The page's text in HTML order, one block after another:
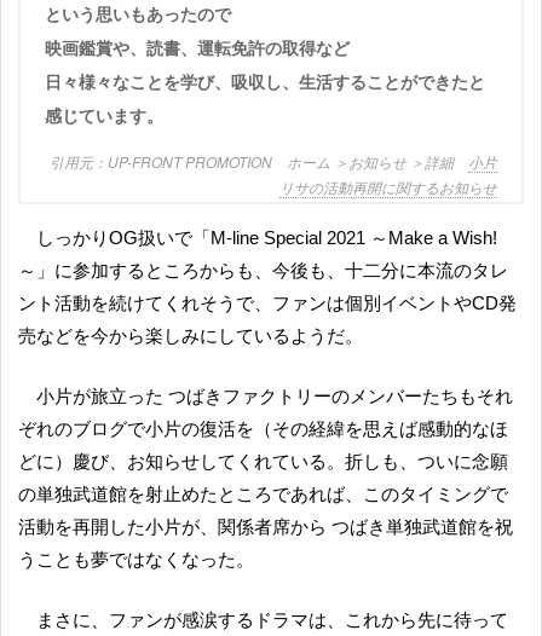
という思いもあったので
映画鑑賞や、読書、運転免許の取得など
日々様々なことを学び、吸収し、生活することができたと
感じています。
UP-FRONT PROMOTION ホーム ＞お知らせ ＞詳細 小片
リサの活動再開に関するお知らせ
しっかりOG扱いで「M-line Special 2021 ～Make a Wish!
～」に参加するところからも、今後も、十二分に本流のタレ
ント活動を続けてくれそうで、ファンは個別イベントやCD発
売などを今から楽しみにしているようだ。
小片が旅立った つばきファクトリーのメンバーたちもそれ
ぞれのブログで小片の復活を（その経緯を思えば感動的なほ
どに）慶び、お知らせしてくれている。折しも、ついに念願
の単独武道館を射止めたところであれば、このタイミングで
活動を再開した小片が、関係者席から つばき単独武道館を祝
うことも夢ではなくなった。
まさに、ファンが感涙するドラマは、これから先に待って